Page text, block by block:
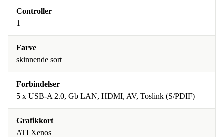
Controller
1
Farve
skinnende sort
Forbindelser
5 x USB-A 2.0, Gb LAN, HDMI, AV, Toslink (S/PDIF)
Grafikkort
ATI Xenos